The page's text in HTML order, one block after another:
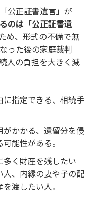
公正証書遺言」が
のは「公正証書遺
め、形式の不備で無
った後の家庭裁判
人の負担を大きく減
に指定できる、相続手
がかかる、遺留分を侵
能性がある。
多く財産を残したい
人、内縁の妻や子の配
渡したい人。